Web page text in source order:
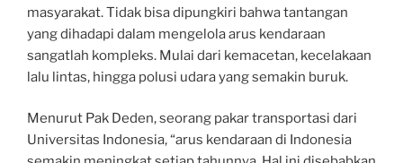
masyarakat. Tidak bisa dipungkiri bahwa tantangan
yang dihadapi dalam mengelola arus kendaraan
sangatlah kompleks. Mulai dari kemacetan, kecelakaan
lalu lintas, hingga polusi udara yang semakin buruk.
Menurut Pak Deden, seorang pakar transportasi dari
Universitas Indonesia, “arus kendaraan di Indonesia